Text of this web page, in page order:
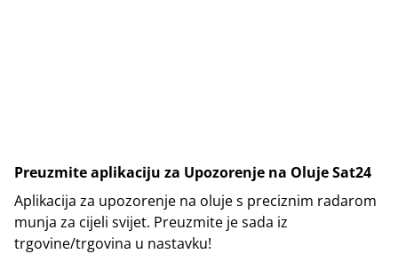
Preuzmite aplikaciju za Upozorenje na Oluje Sat24
Aplikacija za upozorenje na oluje s preciznim radarom
munja za cijeli svijet. Preuzmite je sada iz
trgovine/trgovina u nastavku!